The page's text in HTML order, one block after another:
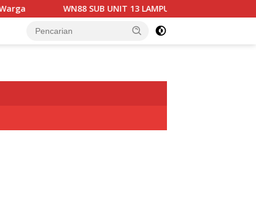
WN88 SUB UNIT 13 LAMPUNG UTARA GELAR RAPAT